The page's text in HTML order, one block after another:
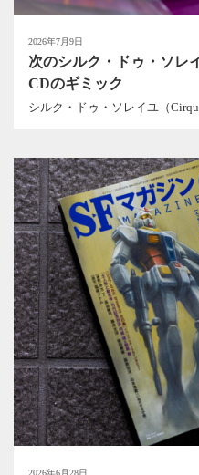
2026年7月9日
次のシルク・ドゥ・ソレ
CDのギミック
シルク・ドゥ・ソレイユ（
2026年6月28日